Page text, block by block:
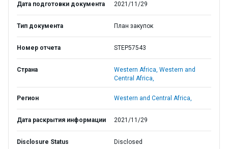
Дата подготовки документа 2021/11/29
Тип документа План закупок
Номер отчета STEP57543
Страна Western Africa, Western and
Central Africa,
Регион Western and Central Africa,
Дата раскрытия информации 2021/11/29
Disclosure Status Disclosed